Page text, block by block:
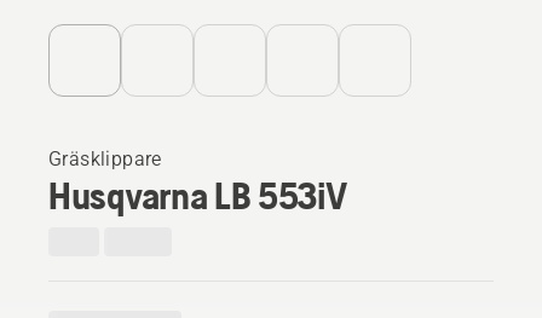
Gräsklippare
Husqvarna LB 553iV